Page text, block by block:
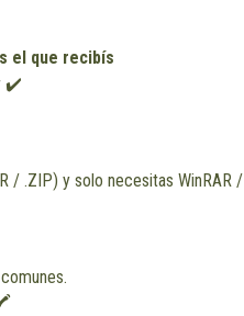
el que recibís
✔️
/ .ZIP) y solo necesitas WinRAR /